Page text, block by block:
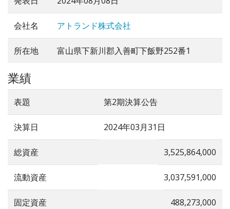
会社名 アトランド株式会社
所在地 富山県下新川郡入善町下飯野252番1
業績
表題 第2期決算公告
決算日 2024年03月31日
総資産 3,525,864,000
流動資産 3,037,591,000
固定資産 488,273,000